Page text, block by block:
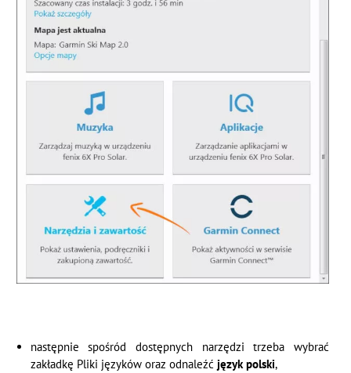
następnie spośród dostępnych narzędzi trzeba wybrać
zakładkę Pliki języków oraz odnaleźć język polski,